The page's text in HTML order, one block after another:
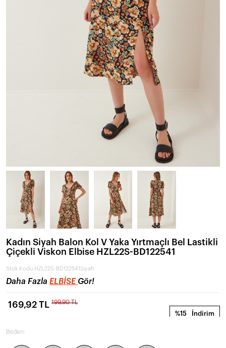
Kadın Siyah Balon Kol V Yaka Yırtmaçlı Bel Lastikli
Çiçekli Viskon Elbise HZL22S-BD122541
Stok Kodu HZL22S-BD122541Siyah
Daha Fazla ELBISE Gör!
%15 İndirim
169,92 TL 199,90 TL
Beden: